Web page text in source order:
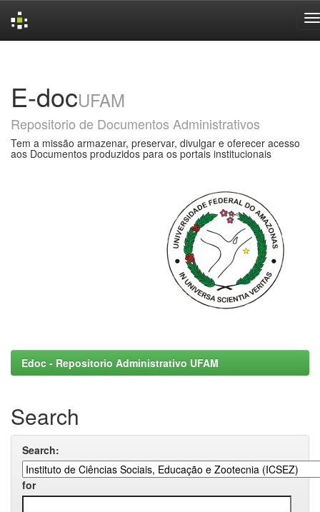
E-docUFAM
Repositorio de Documentos Administrativos
Tem a missão armazenar, preservar, divulgar e oferecer acesso
aos Documentos produzidos para os portais institucionais
Edoc - Repositorio Administrativo UFAM
Search
Search:
for